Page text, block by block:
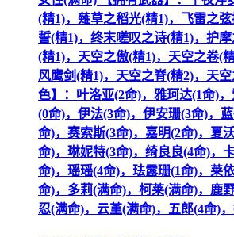
(精1)，薙草之稻光(精1)，飞雷之
誓(精1)，终末嗟叹之诗(精1)，护
(精1)，天空之傲(精1)，天空之卷(
风鹰剑(精1)，天空之脊(精2)，天
色】：叶洛亚(2命)，雅珂达(1命)
(0命)，伊法(3命)，伊安珊(3命)，
命)，赛索斯(3命)，嘉明(2命)，夏
命)，琳妮特(3命)，绮良良(4命)，
命)，瑶瑶(4命)，珐露珊(1命)，莱
命)，多莉(满命)，柯莱(满命)，鹿
忍(满命)，云堇(满命)，五郎(4命)